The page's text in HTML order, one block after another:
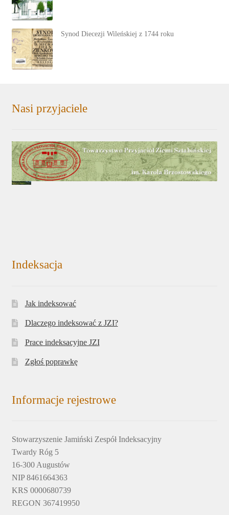
Synod Diecezji Wileńskiej z 1744 roku
Nasi przyjaciele
Indeksacja
Jak indeksować
Dlaczego indeksować z JZI?
Prace indeksacyjne JZI
Zgłoś poprawkę
Informacje rejestrowe
Stowarzyszenie Jamiński Zespół Indeksacyjny
Twardy Róg 5
16-300 Augustów
NIP 8461664363
KRS 0000680739
REGON 367419950